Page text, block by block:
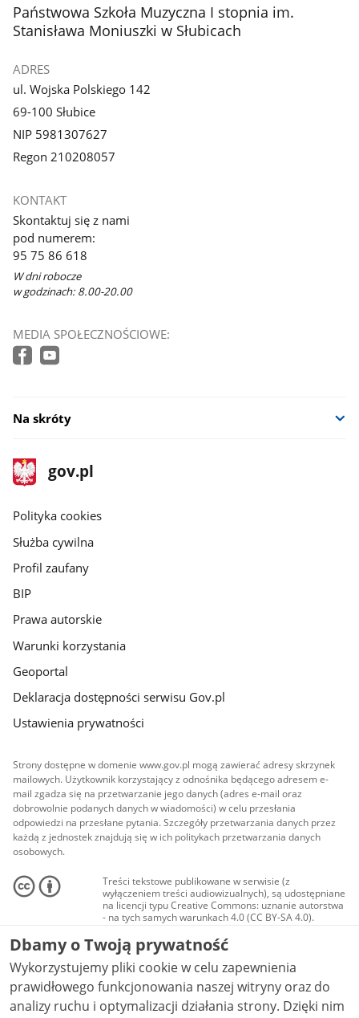
stopka
Państwowa Szkoła Muzyczna I stopnia im.
Stanisława Moniuszki w Słubicach
ADRES
ul. Wojska Polskiego 142
69-100 Słubice
NIP 5981307627
Regon 210208057
KONTAKT
Skontaktuj się z nami
pod numerem:
95 75 86 618
W dni robocze
w godzinach: 8.00-20.00
MEDIA SPOŁECZNOŚCIOWE:
Na skróty
stopka
gov.pl
Strona
gov.pl
gov.pl
Polityka cookies
Służba cywilna
Profil zaufany
BIP
Prawa autorskie
Warunki korzystania
Geoportal
Deklaracja dostępności serwisu Gov.pl
Ustawienia prywatności
Strony dostępne w domenie www.gov.pl mogą zawierać adresy skrzynek
mailowych. Użytkownik korzystający z odnośnika będącego adresem e-
mail zgadza się na przetwarzanie jego danych (adres e-mail oraz
dobrowolnie podanych danych w wiadomości) w celu przesłania
odpowiedzi na przesłane pytania. Szczegóły przetwarzania danych przez
każdą z jednostek znajdują się w ich politykach przetwarzania danych
osobowych.
Treści tekstowe publikowane w serwisie (z
wyłączeniem treści audiowizualnych), są udostępniane
na licencji typu Creative Commons: uznanie autorstwa
- na tych samych warunkach 4.0 (CC BY-SA 4.0).
Materiały audiowizualne, w tym zdjęcia, materiały
audio i wideo, są udostępniane na licencji typu
Creative Commons: uznanie autorstwa użycie
niekomercyjne - bez utworów zależnych 4.0 (CC BY-
NC-ND 4.0), o ile nie jest to stwierdzone inaczej.
Dbamy o Twoją prywatność
Wykorzystujemy pliki cookie w celu zapewnienia
prawidłowego funkcjonowania naszej witryny oraz do
analizy ruchu i optymalizacji działania strony. Dzięki nim